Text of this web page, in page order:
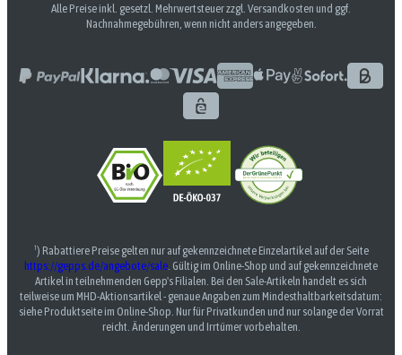
Alle Preise inkl. gesetzl. Mehrwertsteuer zzgl. Versandkosten und ggf.
Nachnahmegebühren, wenn nicht anders angegeben.
¹) Rabattiere Preise gelten nur auf gekennzeichnete Einzelartikel auf der Seite
https://gepps.de/angebote/sale. Gültig im Online-Shop und auf gekennzeichnete
Artikel in teilnehmenden Gepp's Filialen. Bei den Sale-Artikeln handelt es sich
teilweise um MHD-Aktionsartikel - genaue Angaben zum Mindesthaltbarkeitsdatum:
siehe Produktseite im Online-Shop. Nur für Privatkunden und nur solange der Vorrat
reicht. Änderungen und Irrtümer vorbehalten.